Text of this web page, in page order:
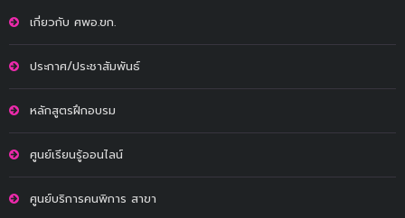
เกี่ยวกับ ศพอ.ขก.
ประกาศ/ประชาสัมพันธ์
หลักสูตรฝึกอบรม
ศูนย์เรียนรู้ออนไลน์
ศูนย์บริการคนพิการ สาขา